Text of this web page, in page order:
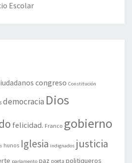
Escolar
congreso Constitución
democracia Dios
felicidad. Franco gobierno
hunos Iglesia indignados justicia
parlamento paz poeta politiqueros